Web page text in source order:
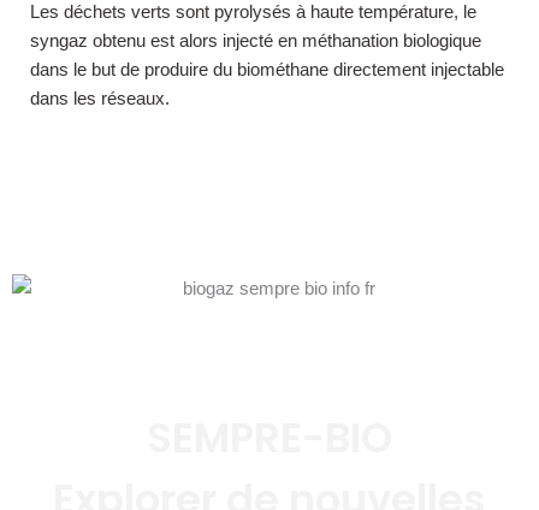
Les déchets verts sont pyrolysés à haute température, le
syngaz obtenu est alors injecté en méthanation biologique
dans le but de produire du biométhane directement injectable
dans les réseaux.